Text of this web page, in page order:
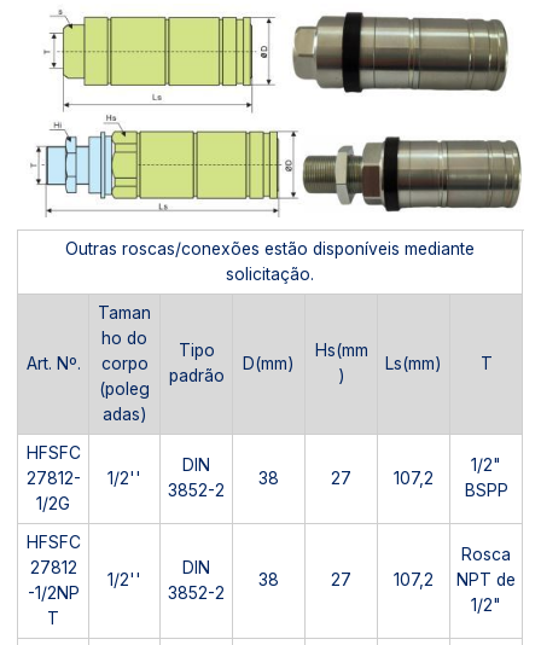
Outras roscas/conexões estão disponíveis mediante
solicitação.
Art. Nº.
Taman
ho do
corpo
(poleg
adas)
Tipo
padrão
D(mm)
Hs(mm
)
Ls(mm) T
HFSFC
27812-
1/2G
1/2''
DIN
3852-2
38 27 107,2
1/2"
BSPP
HFSFC
27812
-1/2NP
T
1/2''
DIN
3852-2
38 27 107,2
Rosca
NPT de
1/2"